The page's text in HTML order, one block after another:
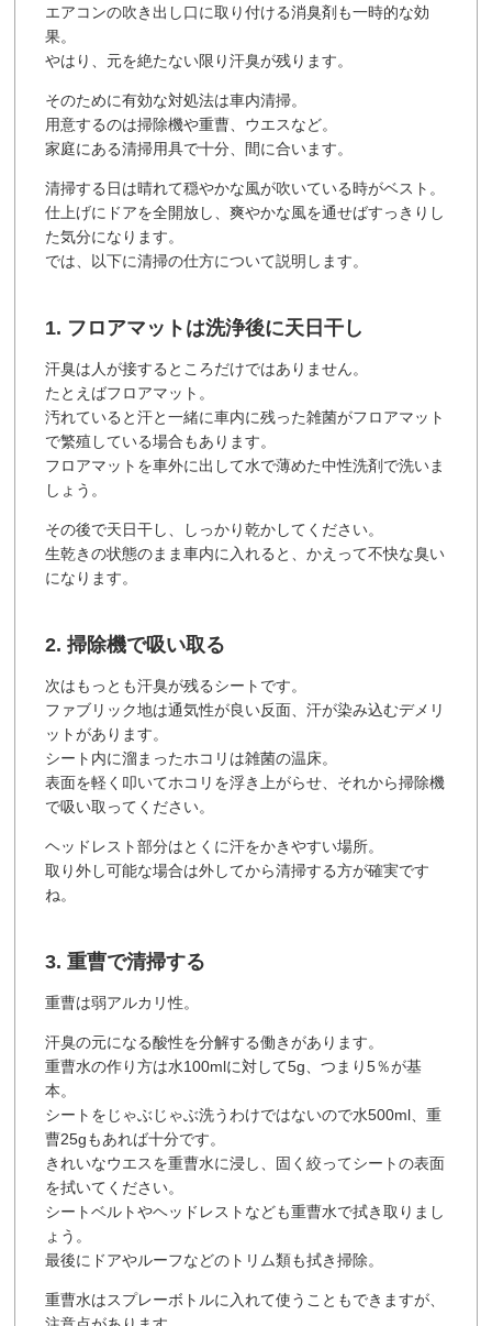
エアコンの吹き出し口に取り付ける消臭剤も一時的な効
果。
やはり、元を絶たない限り汗臭が残ります。
そのために有効な対処法は車内清掃。
用意するのは掃除機や重曹、ウエスなど。
家庭にある清掃用具で十分、間に合います。
清掃する日は晴れて穏やかな風が吹いている時がベスト。
仕上げにドアを全開放し、爽やかな風を通せばすっきりし
た気分になります。
では、以下に清掃の仕方について説明します。
1. フロアマットは洗浄後に天日干し
汗臭は人が接するところだけではありません。
たとえばフロアマット。
汚れていると汗と一緒に車内に残った雑菌がフロアマット
で繁殖している場合もあります。
フロアマットを車外に出して水で薄めた中性洗剤で洗いま
しょう。
その後で天日干し、しっかり乾かしてください。
生乾きの状態のまま車内に入れると、かえって不快な臭い
になります。
2. 掃除機で吸い取る
次はもっとも汗臭が残るシートです。
ファブリック地は通気性が良い反面、汗が染み込むデメリ
ットがあります。
シート内に溜まったホコリは雑菌の温床。
表面を軽く叩いてホコリを浮き上がらせ、それから掃除機
で吸い取ってください。
ヘッドレスト部分はとくに汗をかきやすい場所。
取り外し可能な場合は外してから清掃する方が確実です
ね。
3. 重曹で清掃する
重曹は弱アルカリ性。
汗臭の元になる酸性を分解する働きがあります。
重曹水の作り方は水100mlに対して5g、つまり5％が基
本。
シートをじゃぶじゃぶ洗うわけではないので水500ml、重
曹25gもあれば十分です。
きれいなウエスを重曹水に浸し、固く絞ってシートの表面
を拭いてください。
シートベルトやヘッドレストなども重曹水で拭き取りまし
ょう。
最後にドアやルーフなどのトリム類も拭き掃除。
重曹水はスプレーボトルに入れて使うこともできますが、